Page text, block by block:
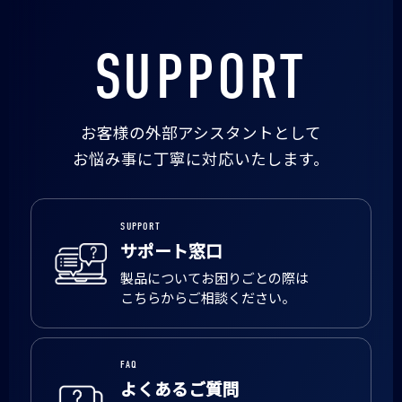
SUPPORT
お客様の外部アシスタントとして
お悩み事に丁寧に対応いたします。
SUPPORT
サポート窓口
製品についてお困りごとの際は
こちらからご相談ください。
FAQ
よくあるご質問